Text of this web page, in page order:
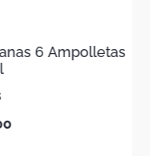
6 Ampolletas